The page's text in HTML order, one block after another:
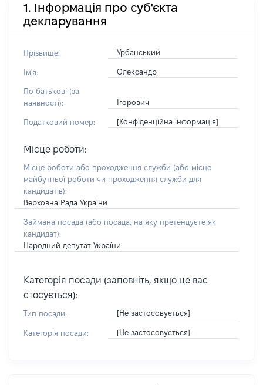
1. Інформація про суб'єкта
декларування
Прізвище: Урбанський
Ім'я: Олександр
По батькові (за
наявності):
Ігорович
Податковий номер: [Конфіденційна інформація]
Місце роботи:
Місце роботи або проходження служби (або місце
майбутньої роботи чи проходження служби для
кандидатів):
Верховна Рада України
Займана посада (або посада, на яку претендуєте як
кандидат):
Народний депутат України
Категорія посади (заповніть, якщо це вас
стосується):
Тип посади: [Не застосовується]
Категорія посади: [Не застосовується]